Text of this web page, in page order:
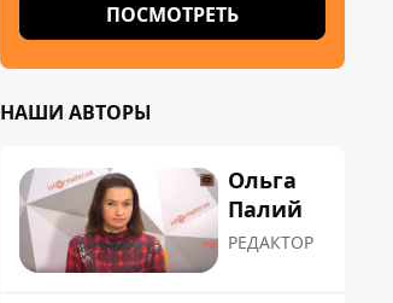
ПОСМОТРЕТЬ
НАШИ АВТОРЫ
Ольга
Палий
РЕДАКТОР